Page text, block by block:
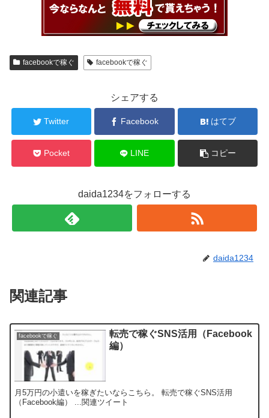
facebookで稼ぐ facebookで稼ぐ
シェアする
Twitter Facebook はてブ
Pocket LINE コピー
daida1234をフォローする
daida1234
関連記事
facebookで稼ぐ
転売で稼ぐSNS活用（Facebook
編）
月5万円の小遣いを稼ぎたいならこちら。 転売で稼ぐSNS活用
（Facebook編） ...関連ツイート